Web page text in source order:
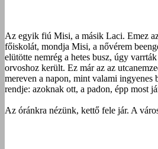
Az egyik fiú Misi, a másik Laci. Emez
főiskolát, mondja Misi, a nővérem
elütötte nemrég a hetes busz, úgy
orvoshoz került. Ez már az az
mereven a napon, mint valami
rendje: azoknak ott, a padon, épp most
Az óránkra nézünk, kettő fele jár. A